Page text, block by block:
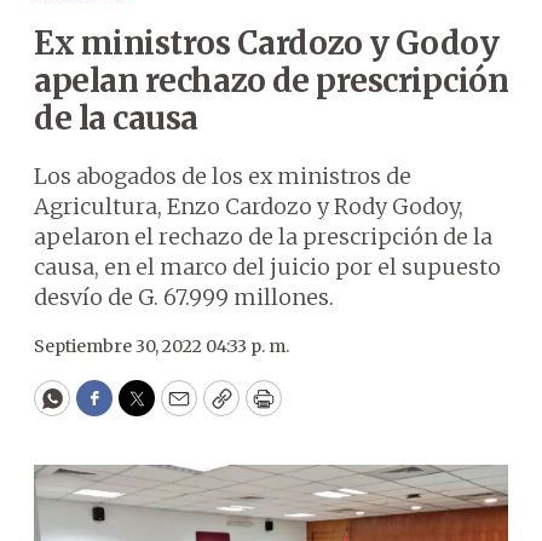
Ex ministros Cardozo y Godoy
apelan rechazo de prescripción
de la causa
Los abogados de los ex ministros de
Agricultura, Enzo Cardozo y Rody Godoy,
apelaron el rechazo de la prescripción de la
causa, en el marco del juicio por el supuesto
desvío de G. 67.999 millones.
Septiembre 30, 2022 04:33 p. m.
WhatsApp
Facebook
Twitter
EmailCopyPrint